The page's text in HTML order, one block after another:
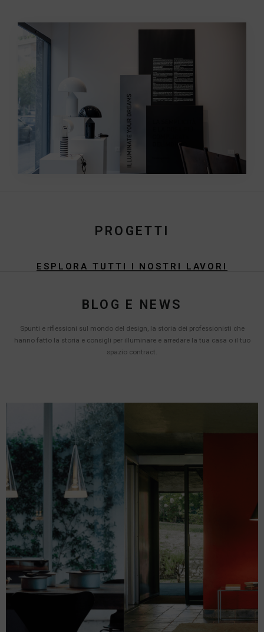
PROGETTI
ESPLORA TUTTI I NOSTRI LAVORI
BLOG E NEWS
Spunti e riflessioni sul mondo del design, la storia dei professionisti che
hanno fatto la storia e consigli per illuminare e arredare la tua casa o il tuo
spazio contract.